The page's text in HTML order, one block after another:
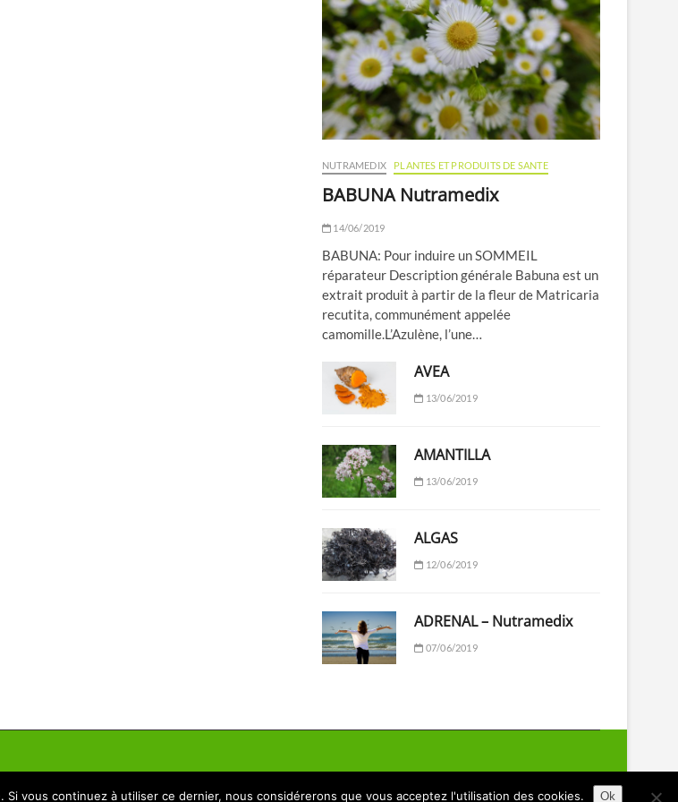
NUTRAMEDIX PLANTES ET PRODUITS DE SANTE
BABUNA Nutramedix
14/06/2019
BABUNA: Pour induire un SOMMEIL
réparateur Description générale Babuna est un
extrait produit à partir de la fleur de Matricaria
recutita, communément appelée
camomille.L’Azulène, l’une…
AVEA
13/06/2019
AMANTILLA
13/06/2019
ALGAS
12/06/2019
ADRENAL – Nutramedix
07/06/2019
vous continuez à utiliser ce dernier, nous considérerons que vous acceptez l'utilisation des cookies. Ok